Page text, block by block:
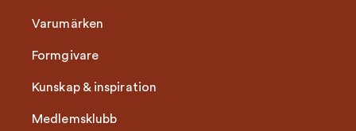
Varumärken
Formgivare
Kunskap & inspiration
Medlemsklubb